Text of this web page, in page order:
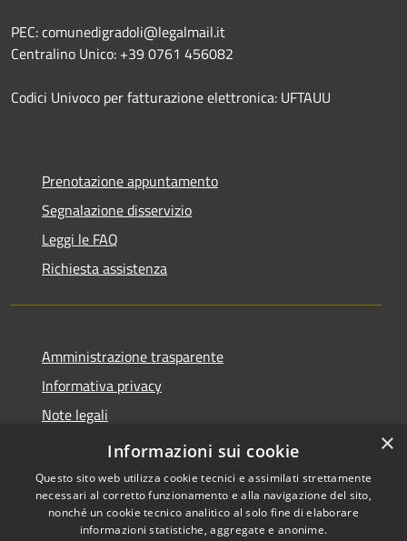
PEC: comunedigradoli@legalmail.it
Centralino Unico: +39 0761 456082
Codici Univoco per fatturazione elettronica: UFTAUU
Prenotazione appuntamento
Segnalazione disservizio
Leggi le FAQ
Richiesta assistenza
Amministrazione trasparente
Informativa privacy
Note legali
Dichiarazione di accessibilità
Copyright © 2026 • Comune di
×
Informazioni sui cookie
Questo sito web utilizza cookie tecnici e assimilati strettamente
necessari al corretto funzionamento e alla navigazione del sito,
nonché un cookie tecnico analitico al solo fine di elaborare
informazioni statistiche, aggregate e anonime.